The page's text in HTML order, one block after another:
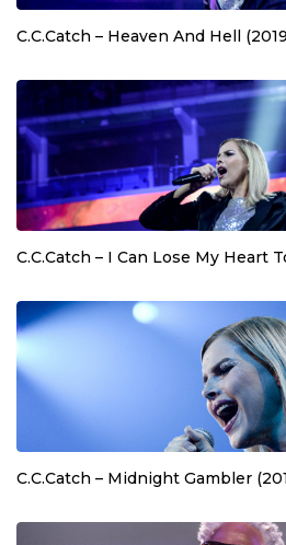
C.C.Catch – Heaven And Hell
C.C.Catch – I Can Lose My Heart
C.C.Catch – Midnight Gambler